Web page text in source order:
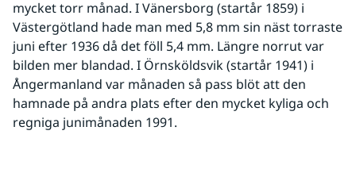
mycket torr månad. I Vänersborg (startår 1859) i
Västergötland hade man med 5,8 mm sin näst torraste
juni efter 1936 då det föll 5,4 mm. Längre norrut var
bilden mer blandad. I Örnsköldsvik (startår 1941) i
Ångermanland var månaden så pass blöt att den
hamnade på andra plats efter den mycket kyliga och
regniga junimånaden 1991.